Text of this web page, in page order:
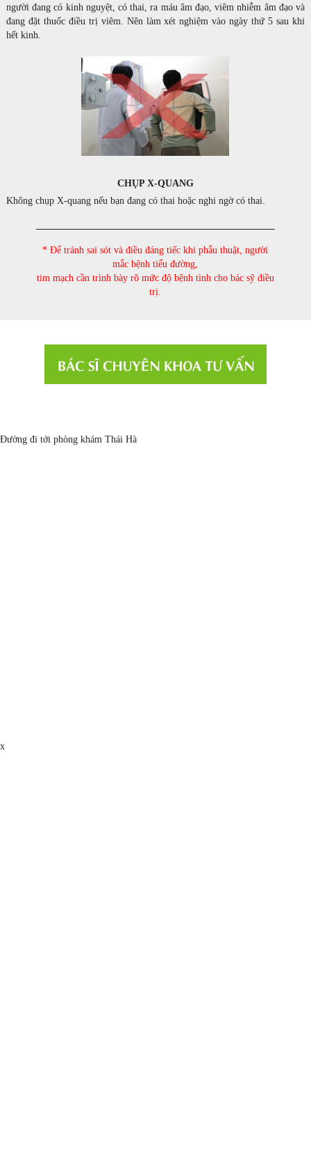
người đang có kinh nguyệt, có thai, ra máu âm đạo, viêm nhiễm âm đạo và
đang đặt thuốc điều trị viêm. Nên làm xét nghiệm vào ngày thứ 5 sau khi
hết kinh.
CHỤP X-QUANG
Không chụp X-quang nếu bạn đang có thai hoặc nghi ngờ có thai.
* Để tránh sai sót và điều đáng tiếc khi phẫu thuật, người
mắc bệnh tiểu đường,
tim mạch cần trình bày rõ mức độ bệnh tình cho bác sỹ điều
trị.
Đường đi tới phòng khám Thái Hà
x